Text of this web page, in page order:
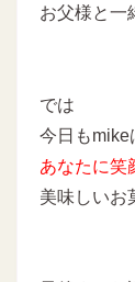
お父様と一
では
今日もmike
あなたに笑
美味しいお